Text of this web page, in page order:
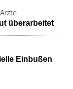
überarbeitet
Einbußen